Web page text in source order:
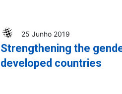
25 Junho 2019
Strengthening the
developed countries